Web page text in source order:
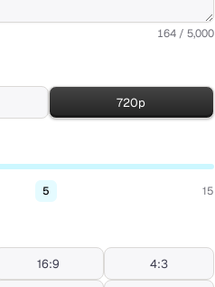
164 / 5,000
720p
5 15
16:9 4:3